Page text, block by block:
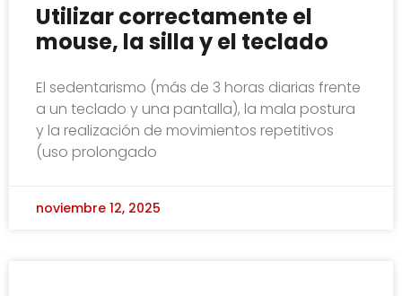
Utilizar correctamente el
mouse, la silla y el teclado
El sedentarismo (más de 3 horas diarias frente
a un teclado y una pantalla), la mala postura
y la realización de movimientos repetitivos
(uso prolongado
noviembre 12, 2025